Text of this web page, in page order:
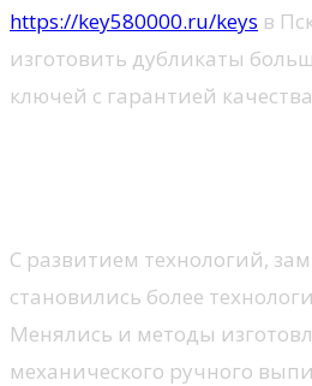
https://key580000.ru/keys в
изготовить дубликаты
ключей с гарантией
С развитием технологий,
становились более
Менялись и методы
механического ручного